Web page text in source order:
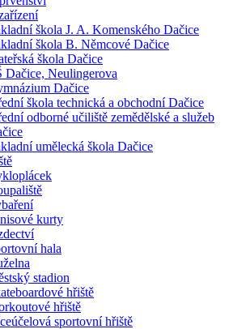
škola J. A. Komenského Dačice
škola B. Němcové Dačice
škola Dačice
Dačice, Neulingerova
Dačice
škola technická a obchodní Dačice
odborné učiliště zemědělské a služeb
umělecká škola Dačice
kurty
hala
stadion
hřiště
hřiště
sportovní hřiště